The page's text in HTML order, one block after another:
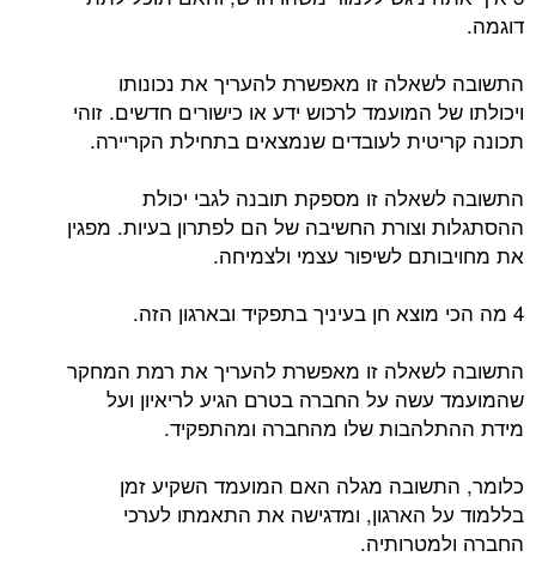
דוגמה.
התשובה לשאלה זו מאפשרת להעריך את נכונותו
ויכולתו של המועמד לרכוש ידע או כישורים חדשים. זוהי
תכונה קריטית לעובדים שנמצאים בתחילת הקריירה.
התשובה לשאלה זו מספקת תובנה לגבי יכולת
ההסתגלות וצורת החשיבה של הם לפתרון בעיות. מפגין
את מחויבותם לשיפור עצמי ולצמיחה.
4 מה הכי מוצא חן בעיניך בתפקיד ובארגון הזה.
התשובה לשאלה זו מאפשרת להעריך את רמת המחקר
שהמועמד עשה על החברה בטרם הגיע לריאיון ועל
מידת ההתלהבות שלו מהחברה ומהתפקיד.
כלומר, התשובה מגלה האם ​​המועמד השקיע זמן
בללמוד על הארגון, ומדגישה את התאמתו לערכי
החברה ולמטרותיה.